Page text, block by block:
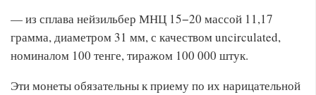
— из сплава нейзильбер МНЦ 15−20 массой 11,17
грамма, диаметром 31 мм, с качеством uncirculated,
номиналом 100 тенге, тиражом 100 000 штук.
Эти монеты обязательны к приему по их нарицательной